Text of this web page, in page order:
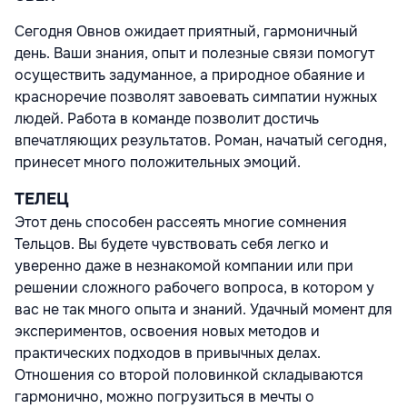
Сегодня Овнов ожидает приятный, гармоничный
день. Ваши знания, опыт и полезные связи помогут
осуществить задуманное, а природное обаяние и
красноречие позволят завоевать симпатии нужных
людей. Работа в команде позволит достичь
впечатляющих результатов. Роман, начатый сегодня,
принесет много положительных эмоций.
ТЕЛЕЦ
Этот день способен рассеять многие сомнения
Тельцов. Вы будете чувствовать себя легко и
уверенно даже в незнакомой компании или при
решении сложного рабочего вопроса, в котором у
вас не так много опыта и знаний. Удачный момент для
экспериментов, освоения новых методов и
практических подходов в привычных делах.
Отношения со второй половинкой складываются
гармонично, можно погрузиться в мечты о